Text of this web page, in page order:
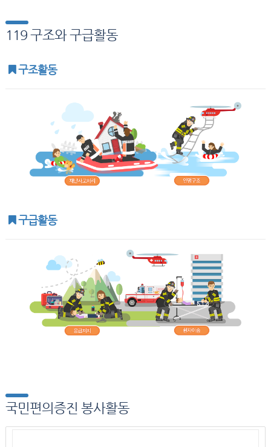
119 구조와 구급활동
구조활동
구급활동
국민편의증진 봉사활동